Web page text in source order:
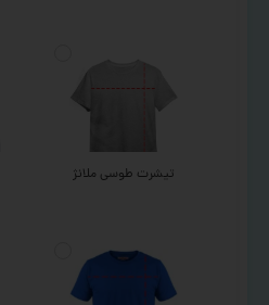
تیشرت طوسی ملانژ